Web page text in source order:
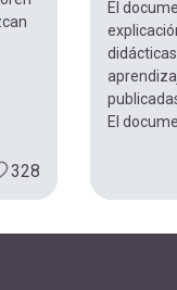
328
El
El